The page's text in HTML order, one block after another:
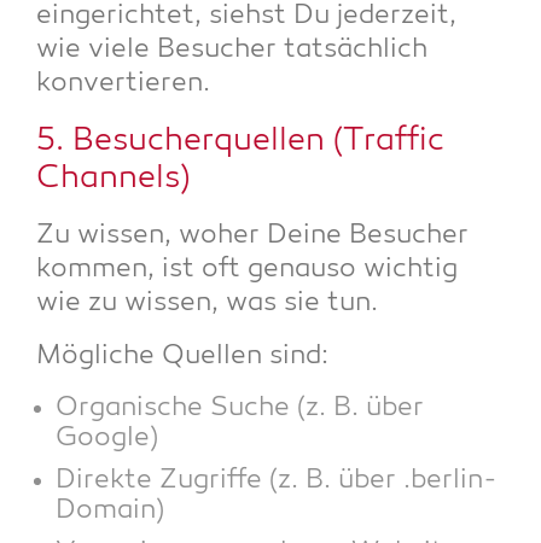
ein­ge­rich­tet, siehst Du jeder­zeit,
wie vie­le Besu­cher tat­säch­lich
konvertieren.
5. Besu­cher­quel­len (Traf­fic
Channels)
Zu wis­sen, woher Dei­ne Besu­cher
kom­men, ist oft genau­so wich­tig
wie zu wis­sen, was sie tun.
Mög­li­che Quel­len sind:
Orga­ni­sche Suche (z. B. über
Google)
Direk­te Zugrif­fe (z. B. über .ber­lin-
Domain)